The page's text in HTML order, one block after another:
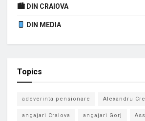
🏙 DIN CRAIOVA
DIN MEDIA
Topics
adeverinta pensionare Alexandru
angajari Craiova angajari Gorj